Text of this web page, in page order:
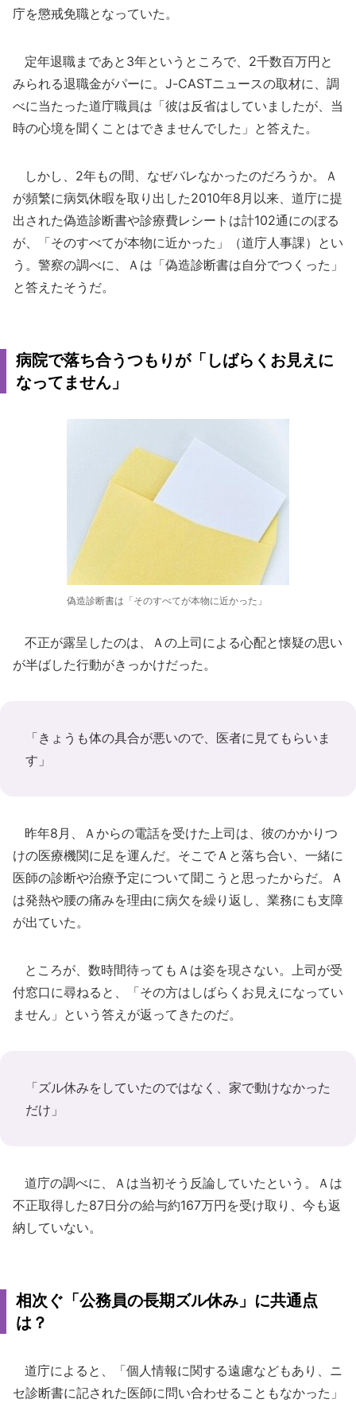
庁を懲戒免職となっていた。
定年退職まであと3年というところで、2千数百万円と
みられる退職金がパーに。J-CASTニュースの取材に、調
べに当たった道庁職員は「彼は反省はしていましたが、当
時の心境を聞くことはできませんでした」と答えた。
しかし、2年もの間、なぜバレなかったのだろうか。Ａ
が頻繁に病気休暇を取り出した2010年8月以来、道庁に提
出された偽造診断書や診療費レシートは計102通にのぼる
が、「そのすべてが本物に近かった」（道庁人事課）とい
う。警察の調べに、Ａは「偽造診断書は自分でつくった」
と答えたそうだ。
病院で落ち合うつもりが「しばらくお見えに
なってません」
偽造診断書は「そのすべてが本物に近かった」
不正が露呈したのは、Ａの上司による心配と懐疑の思い
が半ばした行動がきっかけだった。
「きょうも体の具合が悪いので、医者に見てもらいま
す」
昨年8月、Ａからの電話を受けた上司は、彼のかかりつ
けの医療機関に足を運んだ。そこでＡと落ち合い、一緒に
医師の診断や治療予定について聞こうと思ったからだ。Ａ
は発熱や腰の痛みを理由に病欠を繰り返し、業務にも支障
が出ていた。
ところが、数時間待ってもＡは姿を現さない。上司が受
付窓口に尋ねると、「その方はしばらくお見えになってい
ません」という答えが返ってきたのだ。
「ズル休みをしていたのではなく、家で動けなかった
だけ」
道庁の調べに、Ａは当初そう反論していたという。Ａは
不正取得した87日分の給与約167万円を受け取り、今も返
納していない。
相次ぐ「公務員の長期ズル休み」に共通点
は？
道庁によると、「個人情報に関する遠慮などもあり、ニ
セ診断書に記された医師に問い合わせることもなかった」